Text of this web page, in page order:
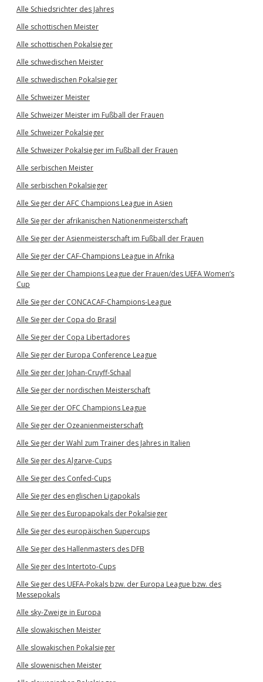
Alle Schiedsrichter des Jahres
Alle schottischen Meister
Alle schottischen Pokalsieger
Alle schwedischen Meister
Alle schwedischen Pokalsieger
Alle Schweizer Meister
Alle Schweizer Meister im Fußball der Frauen
Alle Schweizer Pokalsieger
Alle Schweizer Pokalsieger im Fußball der Frauen
Alle serbischen Meister
Alle serbischen Pokalsieger
Alle Sieger der AFC Champions League in Asien
Alle Sieger der afrikanischen Nationenmeisterschaft
Alle Sieger der Asienmeisterschaft im Fußball der Frauen
Alle Sieger der CAF-Champions League in Afrika
Alle Sieger der Champions League der Frauen/des UEFA Women’s
Cup
Alle Sieger der CONCACAF-Champions-League
Alle Sieger der Copa do Brasil
Alle Sieger der Copa Libertadores
Alle Sieger der Europa Conference League
Alle Sieger der Johan-Cruyff-Schaal
Alle Sieger der nordischen Meisterschaft
Alle Sieger der OFC Champions League
Alle Sieger der Ozeanienmeisterschaft
Alle Sieger der Wahl zum Trainer des Jahres in Italien
Alle Sieger des Algarve-Cups
Alle Sieger des Confed-Cups
Alle Sieger des englischen Ligapokals
Alle Sieger des Europapokals der Pokalsieger
Alle Sieger des europäischen Supercups
Alle Sieger des Hallenmasters des DFB
Alle Sieger des Intertoto-Cups
Alle Sieger des UEFA-Pokals bzw. der Europa League bzw. des
Messepokals
Alle sky-Zweige in Europa
Alle slowakischen Meister
Alle slowakischen Pokalsieger
Alle slowenischen Meister